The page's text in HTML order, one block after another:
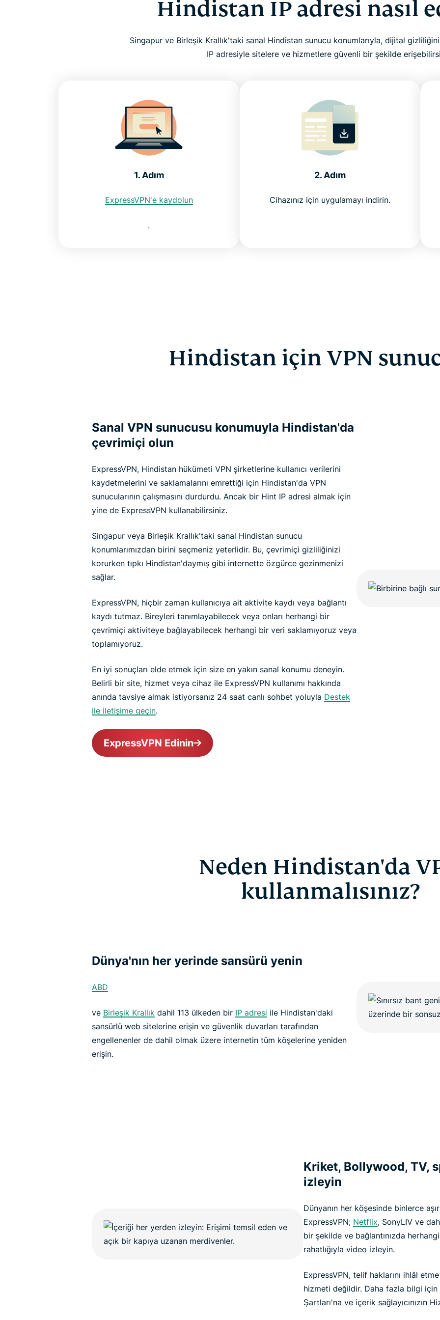
Hindistan IP adresi nasıl
Singapur ve Birleşik Krallık'taki sanal Hindistan sunucu konumlarıyla, dijital
IP adresiyle sitelere ve hizmetlere güvenli bir şekilde
1. Adım
ExpressVPN'e kaydolun
.
2. Adım
Cihazınız için uygulamayı indirin.
Hindistan için VPN
Sanal VPN sunucusu konumuyla Hindistan'da
çevrimiçi olun
ExpressVPN, Hindistan hükümeti VPN şirketlerine kullanıcı verilerini
kaydetmelerini ve saklamalarını emrettiği için Hindistan'da VPN
sunucularının çalışmasını durdurdu. Ancak bir Hint IP adresi almak için
yine de ExpressVPN kullanabilirsiniz.
Singapur veya Birleşik Krallık'taki sanal Hindistan sunucu
konumlarımızdan birini seçmeniz yeterlidir. Bu, çevrimiçi gizliliğinizi
korurken tıpkı Hindistan'daymış gibi internette özgürce gezinmenizi
sağlar.
ExpressVPN, hiçbir zaman kullanıcıya ait aktivite kaydı veya bağlantı
kaydı tutmaz. Bireyleri tanımlayabilecek veya onları herhangi bir
çevrimiçi aktiviteye bağlayabilecek herhangi bir veri saklamıyoruz veya
toplamıyoruz.
En iyi sonuçları elde etmek için size en yakın sanal konumu deneyin.
Belirli bir site, hizmet veya cihaz ile ExpressVPN kullanımı hakkında
anında tavsiye almak istiyorsanız 24 saat canlı sohbet yoluyla Destek
ile iletişime geçin.
ExpressVPN Edinin
Neden Hindistan'da
kullanmalısınız?
Dünya'nın her yerinde sansürü yenin
ABD
ve Birleşik Krallık dahil 113 ülkeden bir IP adresi ile Hindistan'daki
sansürlü web sitelerine erişin ve güvenlik duvarları tarafından
engellenenler de dahil olmak üzere internetin tüm köşelerine yeniden
erişin.
Kriket, Bollywood, TV,
izleyin
Dünyanın her köşesinde binlerce
ExpressVPN; Netflix, SonyLIV ve
bir şekilde ve bağlantınızda herhangi
rahatlığıyla video izleyin.
ExpressVPN, telif haklarını ihlâl
hizmeti değildir. Daha fazla bilgi
Şartları'na ve içerik sağlayıcınızın